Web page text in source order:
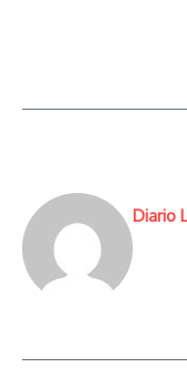
Diario